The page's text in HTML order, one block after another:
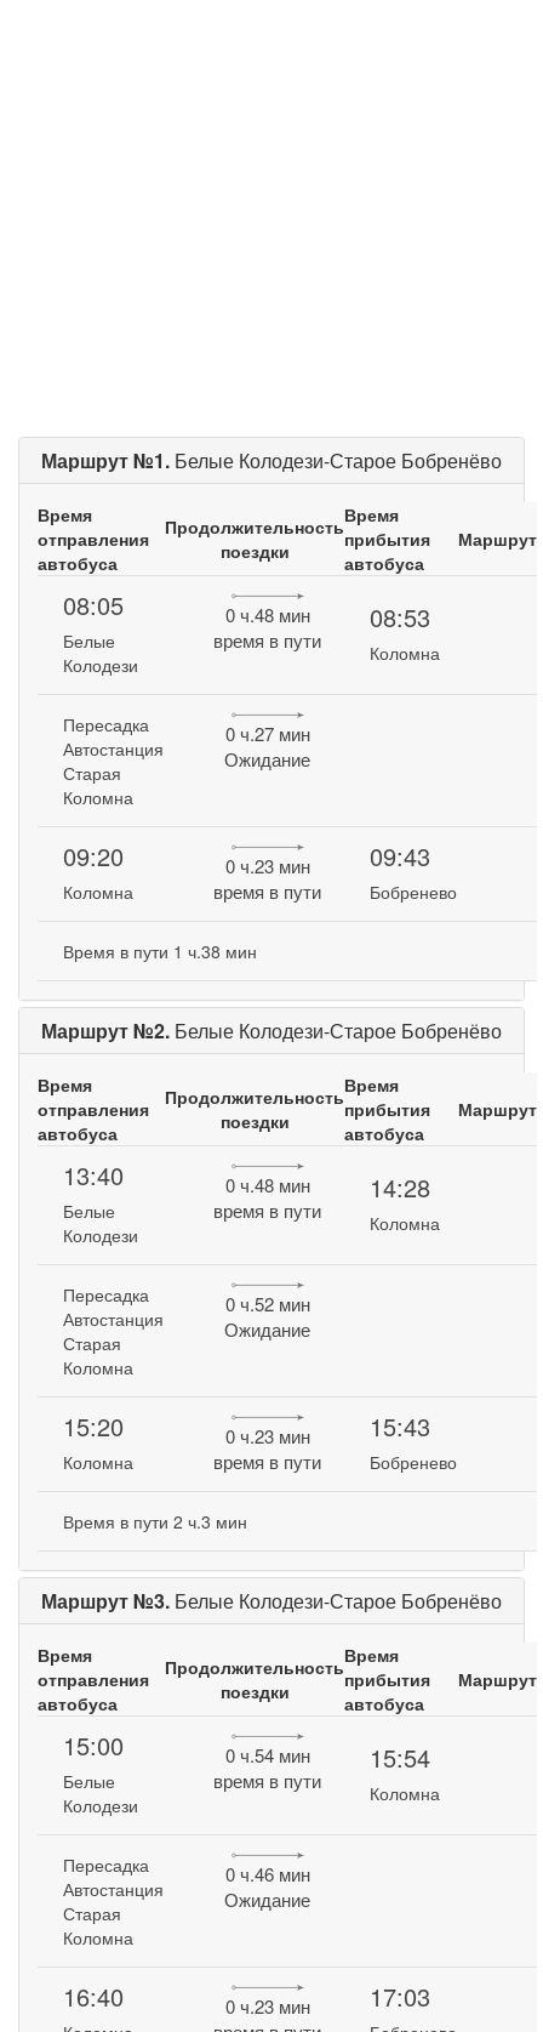
Маршрут №1. Белые Колодези-Старое Бобренёво
Время
отправления
автобуса
Продолжительность
поездки
Время
прибытия
автобуса
Маршрут
08:05
Белые
Колодези
0 ч.48 мин
время в пути
08:53
Коломна
Пересадка
Автостанция
Старая
Коломна
0 ч.27 мин
Ожидание
09:20
Коломна
0 ч.23 мин
время в пути
09:43
Бобренево
Время в пути 1 ч.38 мин
Маршрут №2. Белые Колодези-Старое Бобренёво
Время
отправления
автобуса
Продолжительность
поездки
Время
прибытия
автобуса
Маршрут
13:40
Белые
Колодези
0 ч.48 мин
время в пути
14:28
Коломна
Пересадка
Автостанция
Старая
Коломна
0 ч.52 мин
Ожидание
15:20
Коломна
0 ч.23 мин
время в пути
15:43
Бобренево
Время в пути 2 ч.3 мин
Маршрут №3. Белые Колодези-Старое Бобренёво
Время
отправления
автобуса
Продолжительность
поездки
Время
прибытия
автобуса
Маршрут
15:00
Белые
Колодези
0 ч.54 мин
время в пути
15:54
Коломна
Пересадка
Автостанция
Старая
Коломна
0 ч.46 мин
Ожидание
16:40
0 ч.23 мин
17:03